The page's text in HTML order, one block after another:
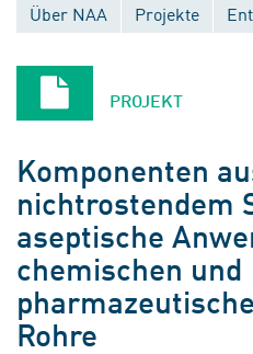
Über NAA Projekte
PROJEKT
Komponenten
nichtrostendem
aseptische
chemischen und
Rohre